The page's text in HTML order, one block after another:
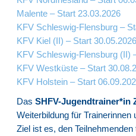
Malente – Start 23.03.2026
KFV Schleswig-Flensburg –
KFV Kiel (II) – Start 30.05.2026
KFV Schleswig-Flensburg (II)
KFV Westküste – Start
KFV Holstein – Start
Das SHFV-Jugendtrainer*in
Weiterbildung für Trainerinnen
Ziel ist es, den